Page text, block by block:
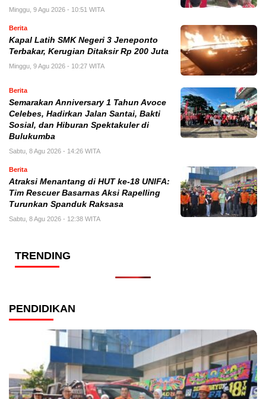
Minggu, 9 Agu 2026 - 10:51 WITA
Berita
Kapal Latih SMK Negeri 3 Jeneponto
Terbakar, Kerugian Ditaksir Rp 200 Juta
Minggu, 9 Agu 2026 - 10:27 WITA
Berita
Semarakan Anniversary 1 Tahun Avoce
Celebes, Hadirkan Jalan Santai, Bakti
Sosial, dan Hiburan Spektakuler di
Bulukumba
Sabtu, 8 Agu 2026 - 14:26 WITA
Berita
Atraksi Menantang di HUT ke-18 UNIFA:
Tim Rescuer Basarnas Aksi Rapelling
Turunkan Spanduk Raksasa
Sabtu, 8 Agu 2026 - 12:38 WITA
TRENDING
PENDIDIKAN